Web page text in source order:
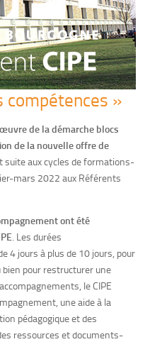
compétences »
de la démarche blocs
de la nouvelle offre de
suite aux cycles de formations-
mars 2022 aux Référents
ont été
. Les durées
4 jours à plus de 10 jours, pour
bien pour restructurer une
le CIPE
une aide à la
pédagogique et des
ressources et documents-